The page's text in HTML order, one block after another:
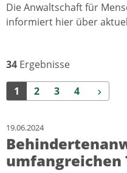
Die Anwaltschaft für
informiert hier über
34 Ergebnisse
1 2 3 4 Weiter
19.06.2024